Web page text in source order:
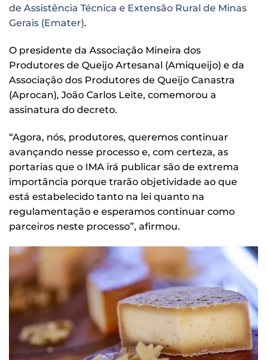
de Assistência Técnica e Extensão Rural de Minas
Gerais (Emater).
O presidente da Associação Mineira dos
Produtores de Queijo Artesanal (Amiqueijo) e da
Associação dos Produtores de Queijo Canastra
(Aprocan), João Carlos Leite, comemorou a
assinatura do decreto.
“Agora, nós, produtores, queremos continuar
avançando nesse processo e, com certeza, as
portarias que o IMA irá publicar são de extrema
importância porque trarão objetividade ao que
está estabelecido tanto na lei quanto na
regulamentação e esperamos continuar como
parceiros neste processo”, afirmou.